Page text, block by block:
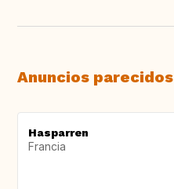
Anuncios parecidos
Hasparren
Francia